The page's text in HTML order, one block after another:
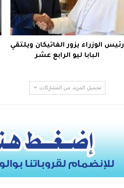
رئيس الوزراء يزور الفاتيكان ويلتقي
البابا ليو الرابع عشر
تحميل المزيد من المشاركات